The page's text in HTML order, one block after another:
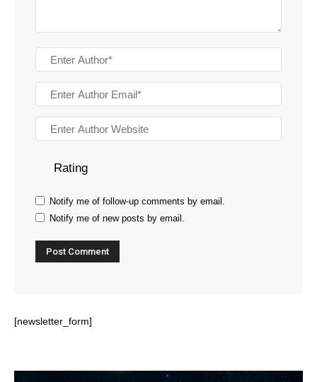
Rating
Notify me of follow-up comments by email.
Notify me of new posts by email.
[newsletter_form]